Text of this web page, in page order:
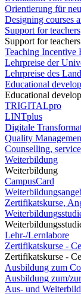
Orientierung für
Designing courses
Support for teachers
Support for teachers
Teaching Incentive
Lehrpreise der
Lehrpreise des
Educational
Educational
TRIGITALpro
LINTplus
Digitale
Quality
Counselling,
Weiterbildung
Weiterbildung
CampusCard
Zertifikatskurse,
Lehr-/Lernlabore
Zertifikatskurse -
Zertifikatskurse -
Ausbildung zum
Ausbildung zum/
Aus- und